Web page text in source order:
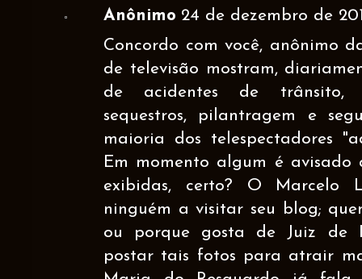
Anônimo 24 de dezembro de
Concordo com você, anônimo
de televisão mostram,
de acidentes de trânsito,
sequestros, pilantragem e
maioria dos telespectadores
Em momento algum é avisado
exibidas, certo? O Marcelo
ninguém a visitar seu blog;
ou porque gosta de Juiz de
postar tais fotos para atrair